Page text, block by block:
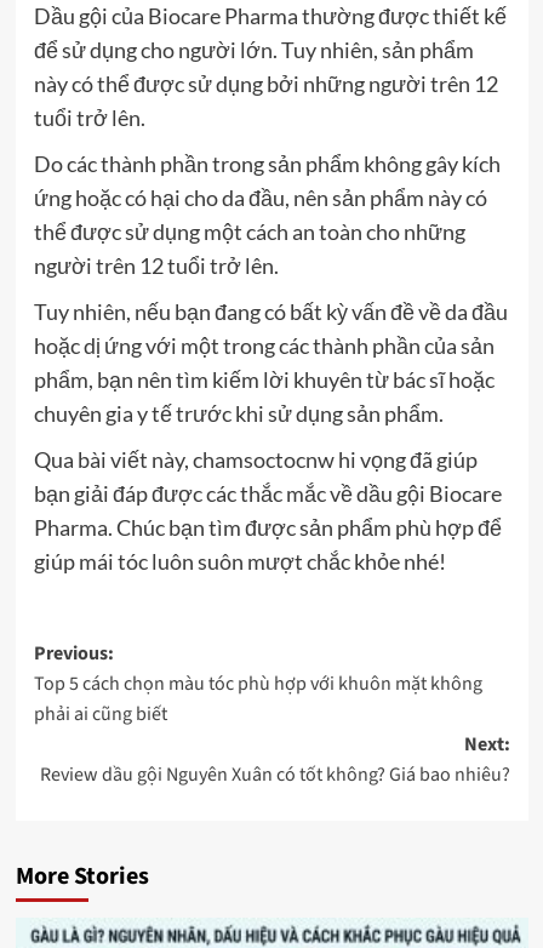
Dầu gội của Biocare Pharma thường được thiết kế
để sử dụng cho người lớn. Tuy nhiên, sản phẩm
này có thể được sử dụng bởi những người trên 12
tuổi trở lên.
Do các thành phần trong sản phẩm không gây kích
ứng hoặc có hại cho da đầu, nên sản phẩm này có
thể được sử dụng một cách an toàn cho những
người trên 12 tuổi trở lên.
Tuy nhiên, nếu bạn đang có bất kỳ vấn đề về da đầu
hoặc dị ứng với một trong các thành phần của sản
phẩm, bạn nên tìm kiếm lời khuyên từ bác sĩ hoặc
chuyên gia y tế trước khi sử dụng sản phẩm.
Qua bài viết này, chamsoctocnw hi vọng đã giúp
bạn giải đáp được các thắc mắc về dầu gội Biocare
Pharma. Chúc bạn tìm được sản phẩm phù hợp để
giúp mái tóc luôn suôn mượt chắc khỏe nhé!
Post
navigation
Previous:
Top 5 cách chọn màu tóc phù hợp với khuôn mặt không
phải ai cũng biết
Next:
Review dầu gội Nguyên Xuân có tốt không? Giá bao nhiêu?
More Stories